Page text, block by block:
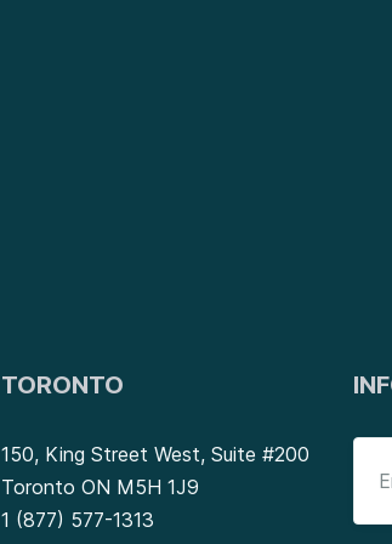
TORONTO
150, King Street West, Suite #200
Toronto ON M5H 1J9
1 (877) 577-1313